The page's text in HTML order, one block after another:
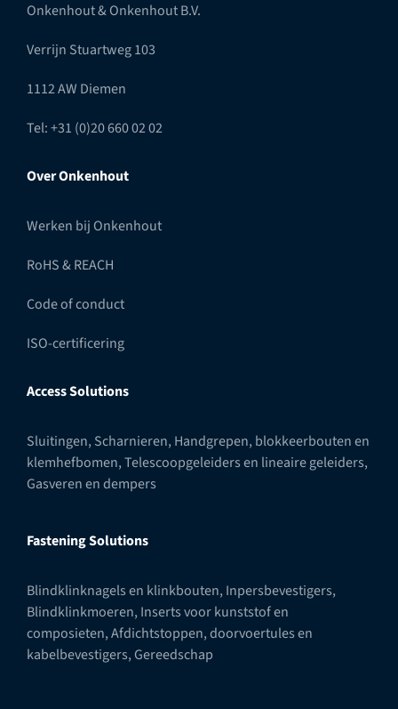
Onkenhout & Onkenhout B.V.
Verrijn Stuartweg 103
1112 AW Diemen
Tel: +31 (0)20 660 02 02
Over Onkenhout
Werken bij Onkenhout
RoHS & REACH
Code of conduct
ISO-certificering
Access Solutions
Sluitingen, Scharnieren, Handgrepen, blokkeerbouten en
klemhefbomen,Telescoopgeleiders en lineaire geleiders,
Gasveren en dempers
Fastening Solutions
Blindklinknagels en klinkbouten, Inpersbevestigers,
Blindklinkmoeren, Inserts voor kunststof en
composieten,Afdichtstoppen, doorvoertules en
kabelbevestigers,Gereedschap